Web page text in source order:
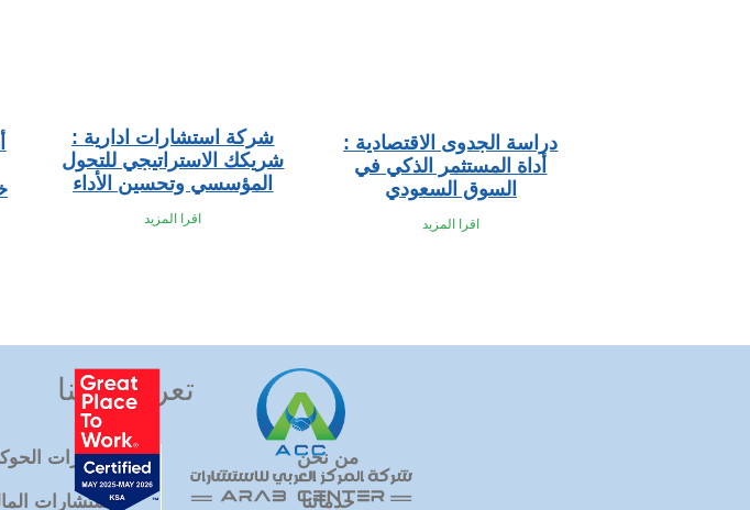
دراسة الجدوى الاقتصادية :
أداة المستثمر الذكي في
السوق السعودي
اقرا المزيد
شركة استشارات ادارية :
شريكك الاستراتيجي للتحول
المؤسسي وتحسين الأداء
اقرا المزيد
تعرف علينا
استشارات
الاستشارات
من نحن
خدماتنا